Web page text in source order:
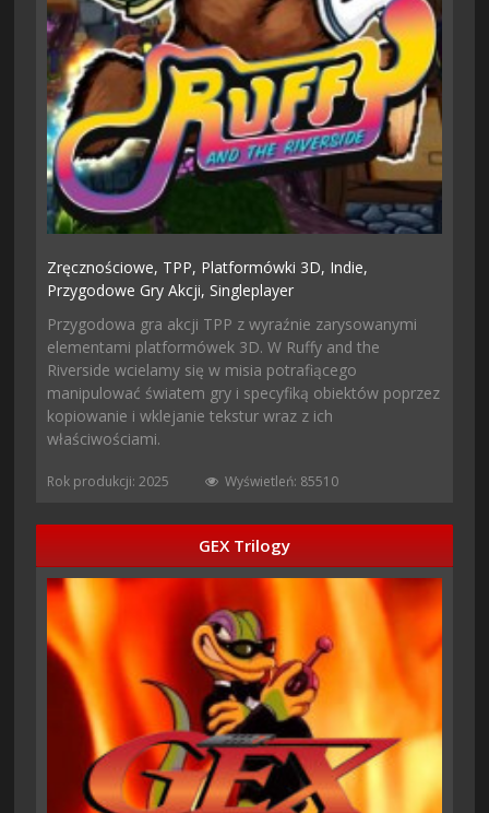
Zręcznościowe, TPP, Platformówki 3D, Indie,
Przygodowe Gry Akcji,Singleplayer
Przygodowa gra akcji TPP z wyraźnie zarysowanymi
elementami platformówek 3D. W Ruffy and the
Riverside wcielamy się w misia potrafiącego
manipulować światem gry i specyfiką obiektów poprzez
kopiowanie i wklejanie tekstur wraz z ich
właściwościami.
Rok produkcji: 2025 Wyświetleń: 85510
GEX Trilogy